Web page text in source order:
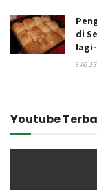
di
3
Youtube